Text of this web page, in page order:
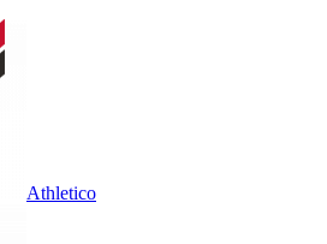
Athletico